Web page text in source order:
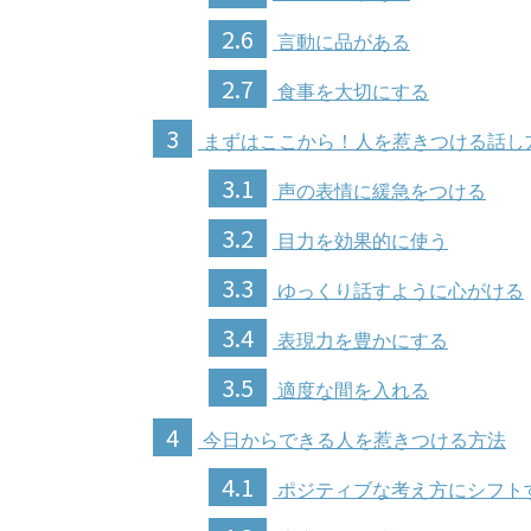
2.6 言動に品がある
2.7 食事を大切にする
3 まずはここから！人を惹きつける話し
3.1 声の表情に緩急をつける
3.2 目力を効果的に使う
3.3 ゆっくり話すように心がける
3.4 表現力を豊かにする
3.5 適度な間を入れる
4 今日からできる人を惹きつける方法
4.1 ポジティブな考え方にシフト